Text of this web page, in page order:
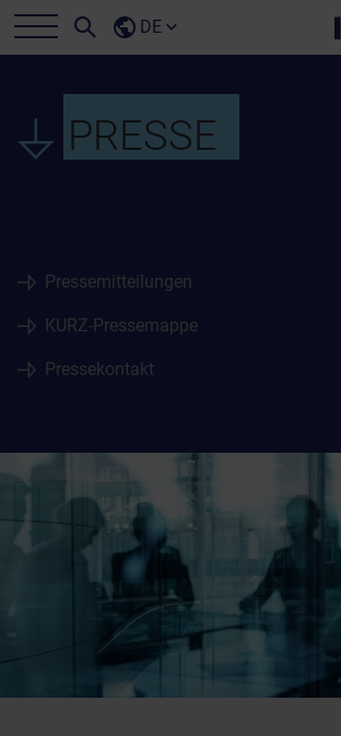
DE
PRESSE
Pressemitteilungen
KURZ-Pressemappe
Pressekontakt